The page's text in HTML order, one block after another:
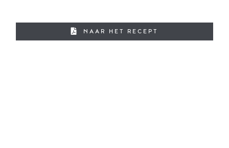
NAAR HET RECEPT